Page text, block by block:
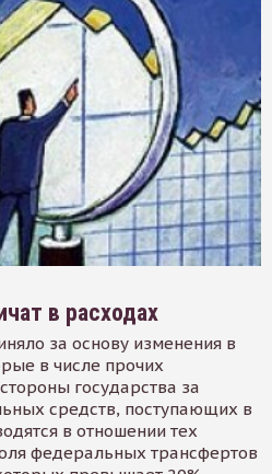
в расходах
за основу изменения в
в числе прочих
государства за
средств, поступающих в
в отношении тех
федеральных трансфертов